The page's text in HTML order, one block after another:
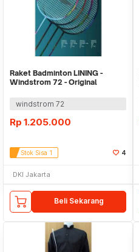
Raket Badminton LINING -
Windstrom 72 - Original
windstrom 72
Rp 1.205.000
Stok Sisa 1 4
DKI Jakarta
Beli Sekarang